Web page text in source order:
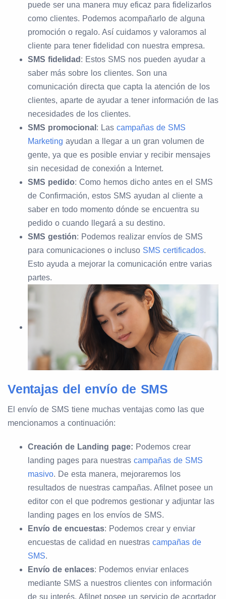
puede ser una manera muy eficaz para fidelizarlos
como clientes. Podemos acompañarlo de alguna
promoción o regalo. Así cuidamos y valoramos al
cliente para tener fidelidad con nuestra empresa.
SMS fidelidad : Estos SMS nos pueden ayudar a
saber más sobre los clientes. Son una
comunicación directa que capta la atención de los
clientes, aparte de ayudar a tener información de las
necesidades de los clientes.
SMS promocional : Las campañas de SMS
Marketing ayudan a llegar a un gran volumen de
gente, ya que es posible enviar y recibir mensajes
sin necesidad de conexión a Internet.
SMS pedido: Como hemos dicho antes en el SMS
de Confirmación, estos SMS ayudan al cliente a
saber en todo momento dónde se encuentra su
pedido o cuando llegará a su destino.
SMS gestión: Podemos realizar envíos de SMS
para comunicaciones o incluso SMS certificados.
Esto ayuda a mejorar la comunicación entre varias
partes.
Ventajas del envío de SMS
El envío de SMS tiene muchas ventajas como las que
mencionamos a continuación:
Creación de Landing page: Podemos crear
landing pages para nuestras campañas de SMS
masivo. De esta manera, mejoraremos los
resultados de nuestras campañas. Afilnet posee un
editor con el que podremos gestionar y adjuntar las
landing pages en los envíos de SMS.
Envío de encuestas: Podemos crear y enviar
encuestas de calidad en nuestras campañas de
SMS.
Envío de enlaces: Podemos enviar enlaces
mediante SMS a nuestros clientes con información
de su interés. Afilnet posee un servicio de acortador